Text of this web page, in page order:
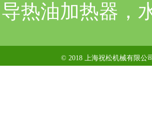
导热油加热器，
© 2018 上海祝松机械有限公